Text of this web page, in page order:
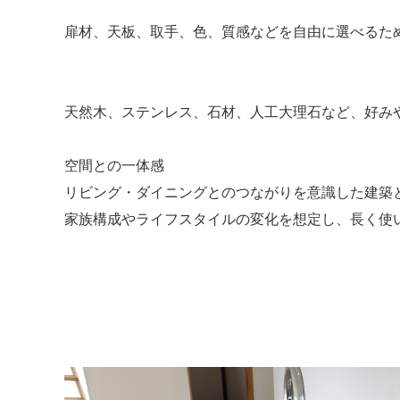
扉材、天板、取手、色、質感などを自由に選べる
天然木、ステンレス、石材、人工大理石など、好
空間との一体感
リビング・ダイニングとのつながりを意識した建
家族構成やライフスタイルの変化を想定し、長く